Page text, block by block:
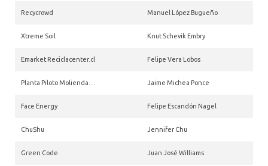
Recycrowd Manuel López Bugueño
Xtreme Soil Knut Schevik Embry
Emarket Reciclacenter.cl Felipe Vera Lobos
Planta Piloto Molienda… Jaime Michea Ponce
Face Energy Felipe Escandón Nagel
ChuShu Jennifer Chu
Green Code Juan José Williams